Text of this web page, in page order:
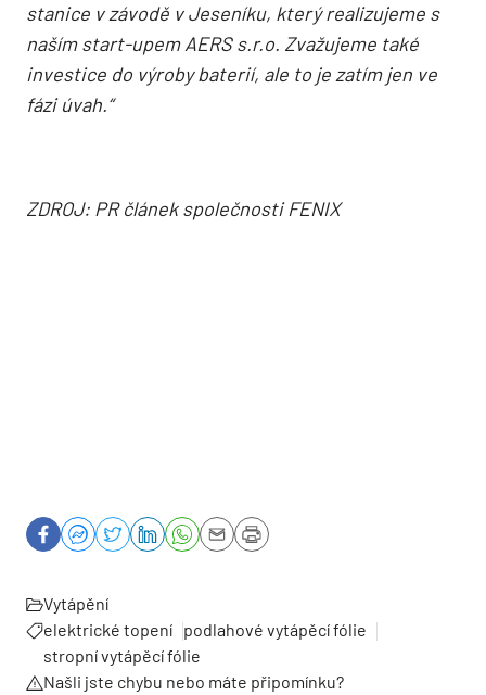
stanice v závodě v Jeseníku, který realizujeme s
naším start-upem AERS s.r.o. Zvažujeme také
investice do výroby baterií, ale to je zatím jen ve
fázi úvah.“
ZDROJ: PR článek společnosti FENIX
Vytápění
elektrické topení podlahové vytápěcí fólie
stropní vytápěcí fólie
Našli jste chybu nebo máte připomínku?